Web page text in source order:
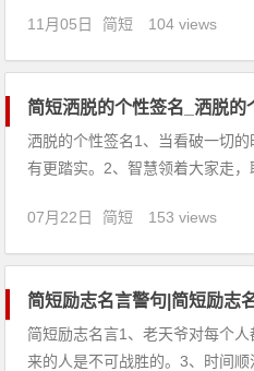
的歌。云轻轻，漫步在有你的世
春暖花开的季节。3、气温非常
11月05日 简短 104 views
简短洒脱的个性签名_洒脱的
洒脱的个性签名1、当看破一切
有更踏实。2、智慧领着大家走
昧，他们几时暧昧。5、没有什么
口，谁都可以先走。6、听我们
07月22日 简短 153 views
简短励志名言警句|简短励志
简短励志名言1、老天爷对每个
来的人是不可战胜的。3、时间